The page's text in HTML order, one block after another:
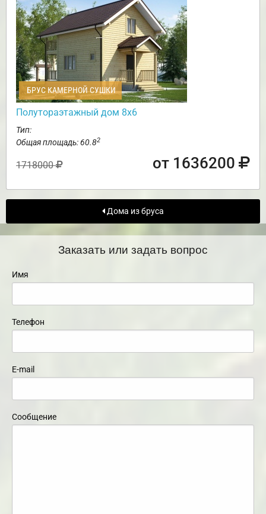
БРУС КАМЕРНОЙ СУШКИ
Полутораэтажный дом 8х6
Тип:
Общая площадь: 60.82
1718000 от 1636200
Дома из бруса
Заказать или задать вопрос
Имя
Телефон
E-mail
Сообщение